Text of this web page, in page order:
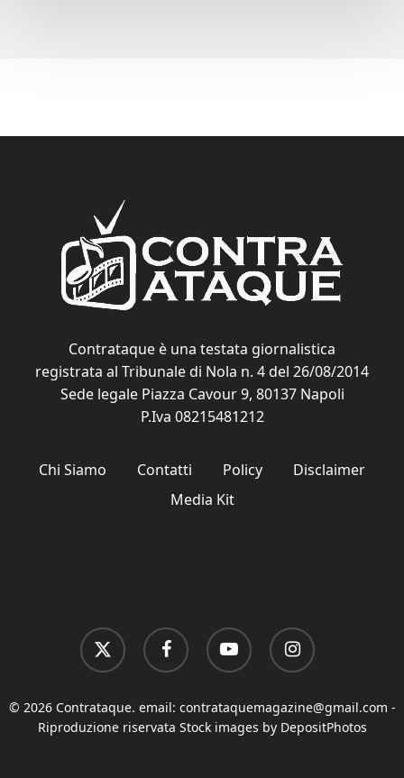
Contrataque è una testata giornalistica
registrata al Tribunale di Nola n. 4 del 26/08/2014
Sede legale Piazza Cavour 9, 80137 Napoli
P.Iva 08215481212
Chi Siamo Contatti Policy
Disclaimer
Media Kit
x-
twitter
facebook youtube instagram
© 2026 Contrataque. email: contrataquemagazine@gmail.com -
Riproduzione riservata Stock images by DepositPhotos